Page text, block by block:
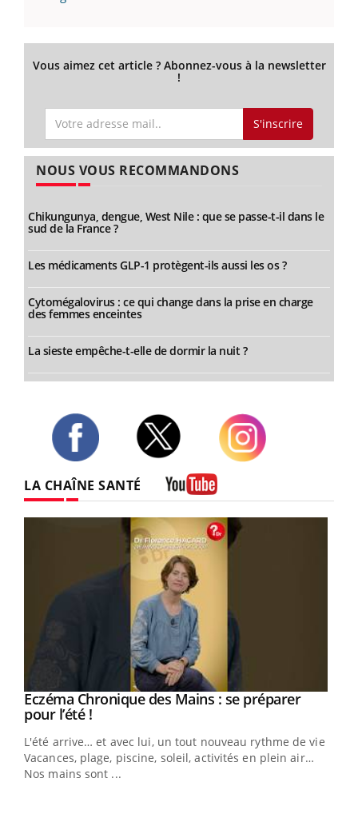
Vous aimez cet article ? Abonnez-vous à la newsletter
!
S'inscrire
NOUS VOUS RECOMMANDONS
Chikungunya, dengue, West Nile : que se passe-t-il dans le
sud de la France ?
Les médicaments GLP-1 protègent-ils aussi les os ?
Cytomégalovirus : ce qui change dans la prise en charge
des femmes enceintes
La sieste empêche-t-elle de dormir la nuit ?
LA CHAÎNE SANTÉ
Youtube
Eczéma Chronique des Mains : se préparer
pour l’été !Youtube
L'été arrive… et avec lui, un tout nouveau rythme de vie !
Vacances, plage, piscine, soleil, activités en plein air…
Nos mains sont ...